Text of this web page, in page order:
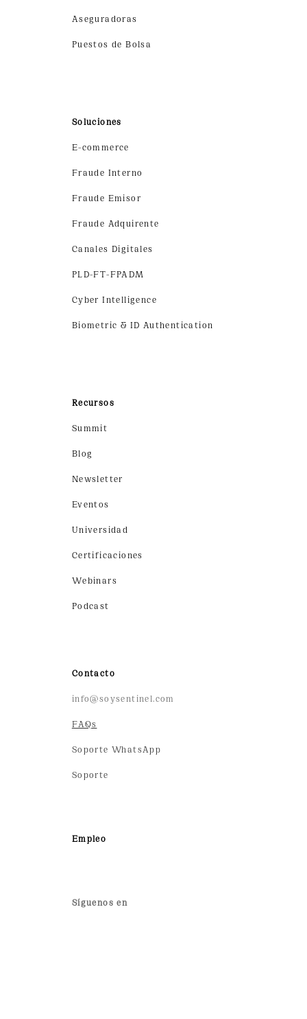
Aseguradoras
Puestos de Bolsa
Soluciones
E-commerce
Fraude Interno
Fraude Emisor
Fraude Adquirente
Canales Digitales
PLD-FT-FPADM
Cyber Intelligence
Biometric & ID Authentication
Recursos
Summit
Blog
Newsletter
Eventos
Universidad
Certificaciones
Webinars
Podcast
Contacto
info@soysentinel.com
FAQs
Soporte WhatsApp
Soporte
Empleo
Síguenos en